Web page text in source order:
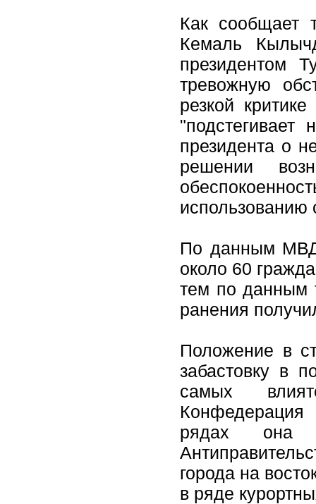
Как сообщает
Кемаль
президентом
тревожную
резкой
"подстегивает
президента о
решении
использованию
По данным МВД
около 60
тем по данным
ранения
Положение в
забастовку в
самых
рядах она
города на
в ряде